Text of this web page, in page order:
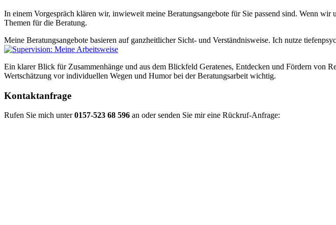
In einem Vorgespräch klären wir, inwieweit meine Beratungsangebote für Sie passend sind. Wenn
Themen für die Beratung.
Meine Beratungsangebote basieren auf ganzheitlicher Sicht- und Verständnisweise. Ich nutze
Ein klarer Blick für Zusammenhänge und aus dem Blickfeld Geratenes, Entdecken und Fördern von
Wertschätzung vor individuellen Wegen und Humor bei der Beratungsarbeit wichtig.
Kontaktanfrage
Rufen Sie mich unter0157-523 68 596 an oder senden Sie mir eine Rückruf-Anfrage: